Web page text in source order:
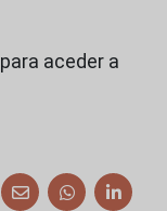
para aceder a